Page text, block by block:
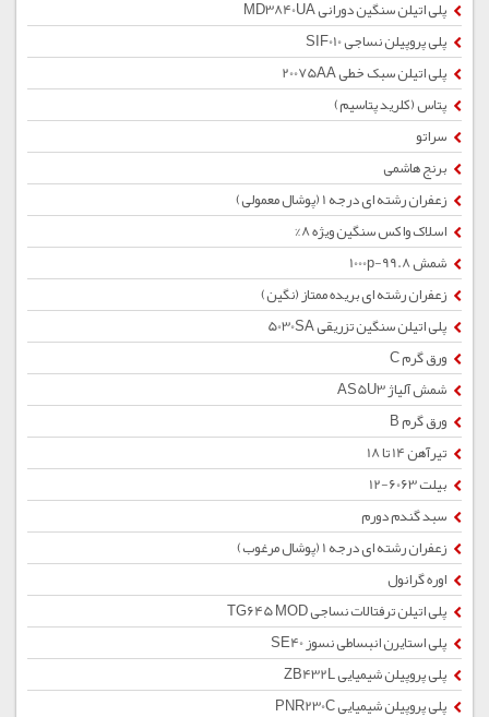
پلی اتیلن سنگین دورانی MD3840UA
پلی پروپیلن نساجی SIF010
پلی اتیلن سبک خطی 20075AA
پتاس (کلرید پتاسیم)
سراتو
برنج هاشمی
زعفران رشته ای درجه 1 (پوشال معمولی)
اسلاک واکس سنگین ویژه 8%
شمش 1000p-99.8
زعفران رشته ای بریده ممتاز (نگین)
پلی اتیلن سنگین تزریقی 5030SA
ورق گرم C
شمش آلیاژ AS5U3
ورق گرم B
تیرآهن 14 تا 18
بیلت 6063-12
سبد گندم دورم
زعفران رشته ای درجه 1 (پوشال مرغوب)
اوره گرانول
پلی اتیلن ترفتالات نساجی TG645 MOD
پلی استایرن انبساطی نسوز SE40
پلی پروپیلن شیمیایی ZB432L
پلی پروپیلن شیمیایی PNR230C